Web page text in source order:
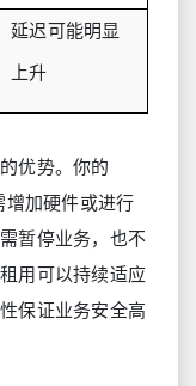
延迟可能明显
上升
优势。你的
增加硬件或进行
暂停业务，也不
用可以持续适应
保证业务安全高